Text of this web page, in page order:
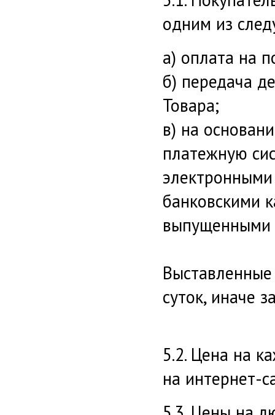
одним из
а) оплата на
б) передача
Товара;
в) на
платежную
банковскими
выпущенными
суток, иначе
5.2. Цена на
на интернет-